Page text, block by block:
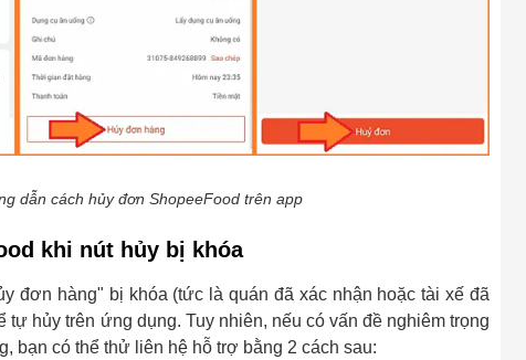
dẫn cách hủy đơn ShopeeFood trên app
khi nút hủy bị khóa
đơn hàng" bị khóa (tức là quán đã xác nhận hoặc tài xế đã
tự hủy trên ứng dụng. Tuy nhiên, nếu có vấn đề nghiêm trọng
bạn có thể thử liên hệ hỗ trợ bằng 2 cách sau: